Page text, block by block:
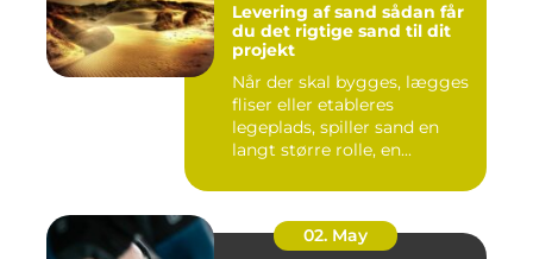
Levering af sand sådan får
du det rigtige sand til dit
projekt
Når der skal bygges, lægges
fliser eller etableres
legeplads, spiller sand en
langt større rolle, en...
02. May